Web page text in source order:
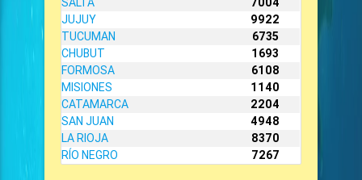
JUJUY
9922
TUCUMAN
6735
CHUBUT
1693
FORMOSA
6108
MISIONES
1140
CATAMARCA
2204
SAN JUAN
4948
LA RIOJA
8370
RÍO NEGRO
7267